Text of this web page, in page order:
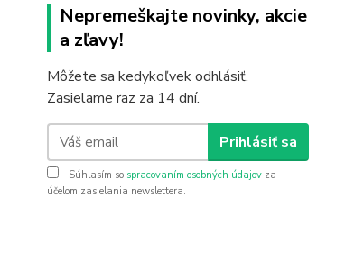
Nepremeškajte novinky, akcie
a zľavy!
Môžete sa kedykoľvek odhlásiť.
Zasielame raz za 14 dní.
Prihlásiť sa
Súhlasím so spracovaním osobných údajov za
účelom zasielania newslettera.